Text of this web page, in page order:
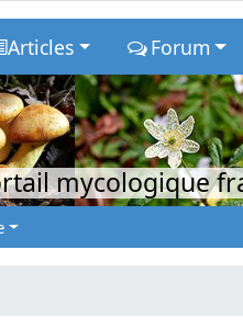
Articles Forum
mycologique